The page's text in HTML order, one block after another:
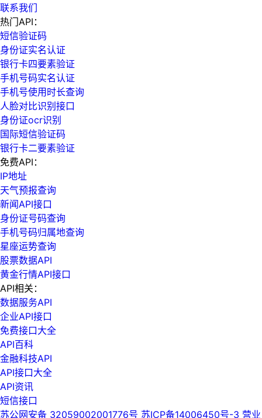
联系我们
热门API：
短信验证码
身份证实名认证
银行卡四要素验证
手机号码实名认证
手机号使用时长查询
人脸对比识别接口
身份证ocr识别
国际短信验证码
银行卡二要素验证
免费API：
IP地址
天气预报查询
新闻API接口
身份证号码查询
手机号码归属地查询
星座运势查询
股票数据API
黄金行情API接口
API相关：
数据服务API
企业API接口
免费接口大全
API百科
金融科技API
API接口大全
API资讯
短信接口
苏公网安备 32059002001776号 苏ICP备14006450号-3 营业